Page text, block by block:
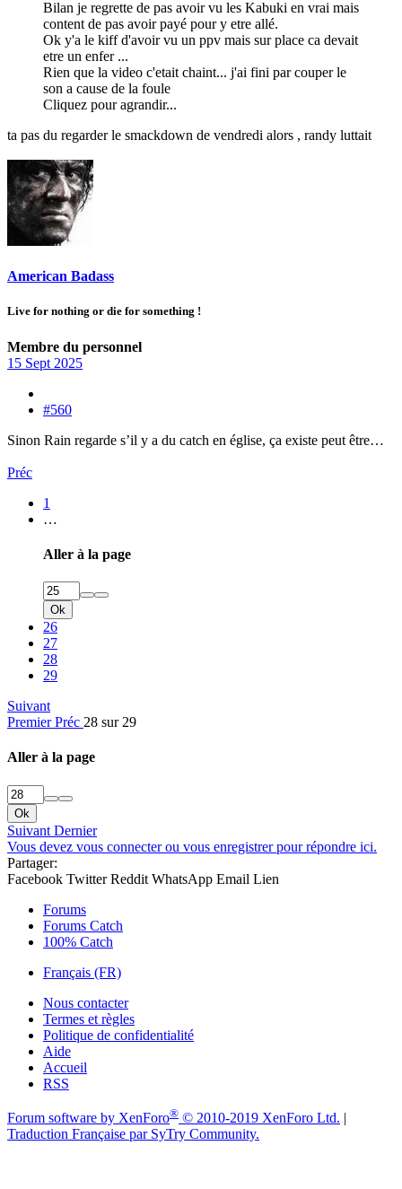
Bilan je regrette de pas avoir vu les Kabuki en vrai mais
content de pas avoir payé pour y etre allé.
Ok y'a le kiff d'avoir vu un ppv mais sur place ca devait
etre un enfer ...
Rien que la video c'etait chaint... j'ai fini par couper le
son a cause de la foule
Cliquez pour agrandir...
ta pas du regarder le smackdown de vendredi alors , randy luttait
American Badass
Live for nothing or die for something !
Membre du personnel
15 Sept 2025
#560
Sinon Rain regarde s’il y a du catch en église, ça existe peut être…
Préc
1
…
Aller à la page
Ok
26
27
28
29
Suivant
Premier Préc 28 sur 29
Aller à la page
Ok
Suivant Dernier
Vous devez vous connecter ou vous enregistrer pour répondre ici.
Partager:
Facebook Twitter Reddit WhatsApp Email Lien
Forums
Forums Catch
100% Catch
Français (FR)
Nous contacter
Termes et règles
Politique de confidentialité
Aide
Accueil
RSS
Forum software by XenForo® © 2010-2019 XenForo Ltd. |
Traduction Française par SyTry Community.